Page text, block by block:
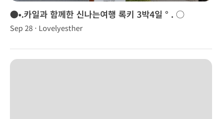
●•.카일과 함께한 신나는여행 록키 3박4일 ° . ○
Sep 28 · Lovelyesther